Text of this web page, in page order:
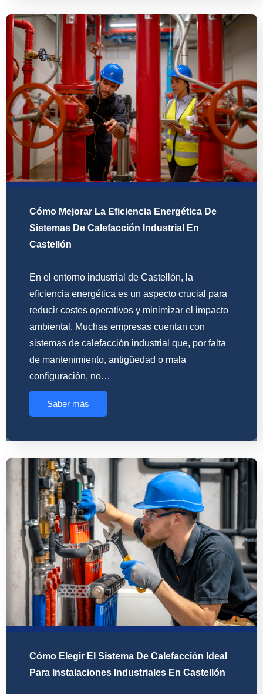
Cómo Mejorar La Eficiencia Energética De
Sistemas De Calefacción Industrial En
Castellón
En el entorno industrial de Castellón, la
eficiencia energética es un aspecto crucial para
reducir costes operativos y minimizar el impacto
ambiental. Muchas empresas cuentan con
sistemas de calefacción industrial que, por falta
de mantenimiento, antigüedad o mala
configuración, no…
Saber más
Cómo Elegir El Sistema De Calefacción Ideal
Para Instalaciones Industriales En Castellón